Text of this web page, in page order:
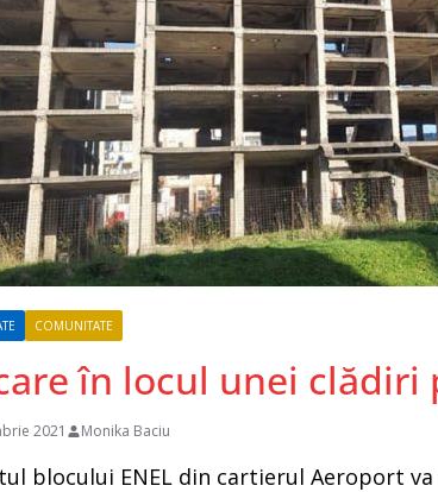
COMUNITATE
în locul unei
2021 Monika Baciu
blocului ENEL din cartierul Aeroport